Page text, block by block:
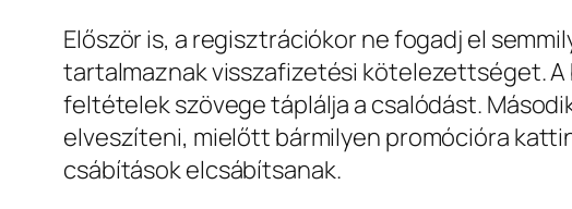
Először is, a regisztrációkor ne fogadj el
tartalmaznak visszafizetési kötelezettséget.
feltételek szövege táplálja a csalódást.
elveszíteni, mielőtt bármilyen promócióra
csábítások elcsábítsanak.